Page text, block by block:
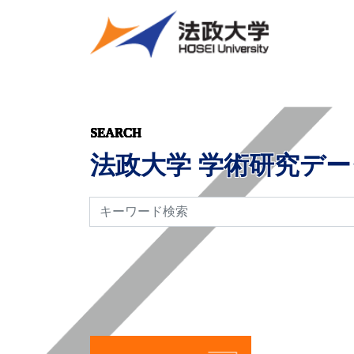
SEARCH
法政大学 学術研究デ
検索